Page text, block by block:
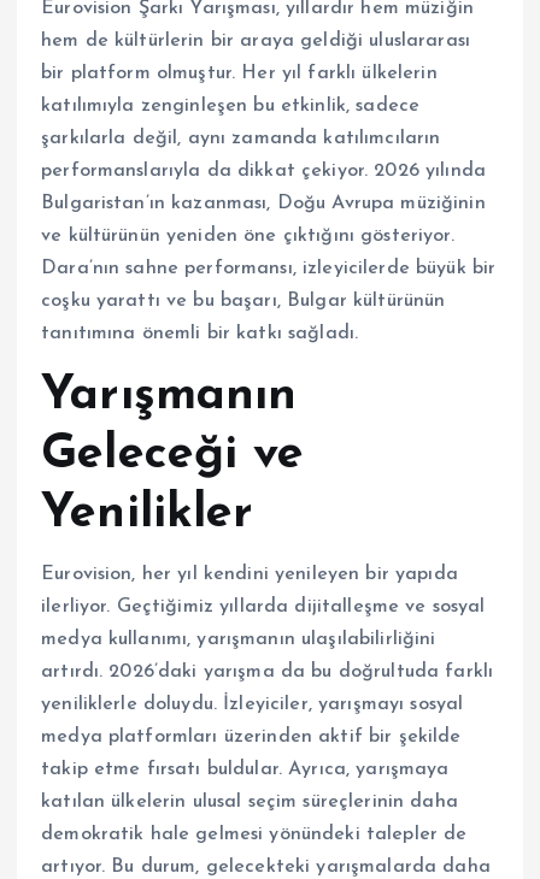
Eurovision Şarkı Yarışması, yıllardır hem müziğin
hem de kültürlerin bir araya geldiği uluslararası
bir platform olmuştur. Her yıl farklı ülkelerin
katılımıyla zenginleşen bu etkinlik, sadece
şarkılarla değil, aynı zamanda katılımcıların
performanslarıyla da dikkat çekiyor. 2026 yılında
Bulgaristan’ın kazanması, Doğu Avrupa müziğinin
ve kültürünün yeniden öne çıktığını gösteriyor.
Dara’nın sahne performansı, izleyicilerde büyük bir
coşku yarattı ve bu başarı, Bulgar kültürünün
tanıtımına önemli bir katkı sağladı.
Yarışmanın
Geleceği ve
Yenilikler
Eurovision, her yıl kendini yenileyen bir yapıda
ilerliyor. Geçtiğimiz yıllarda dijitalleşme ve sosyal
medya kullanımı, yarışmanın ulaşılabilirliğini
artırdı. 2026’daki yarışma da bu doğrultuda farklı
yeniliklerle doluydu. İzleyiciler, yarışmayı sosyal
medya platformları üzerinden aktif bir şekilde
takip etme fırsatı buldular. Ayrıca, yarışmaya
katılan ülkelerin ulusal seçim süreçlerinin daha
demokratik hale gelmesi yönündeki talepler de
artıyor. Bu durum, gelecekteki yarışmalarda daha